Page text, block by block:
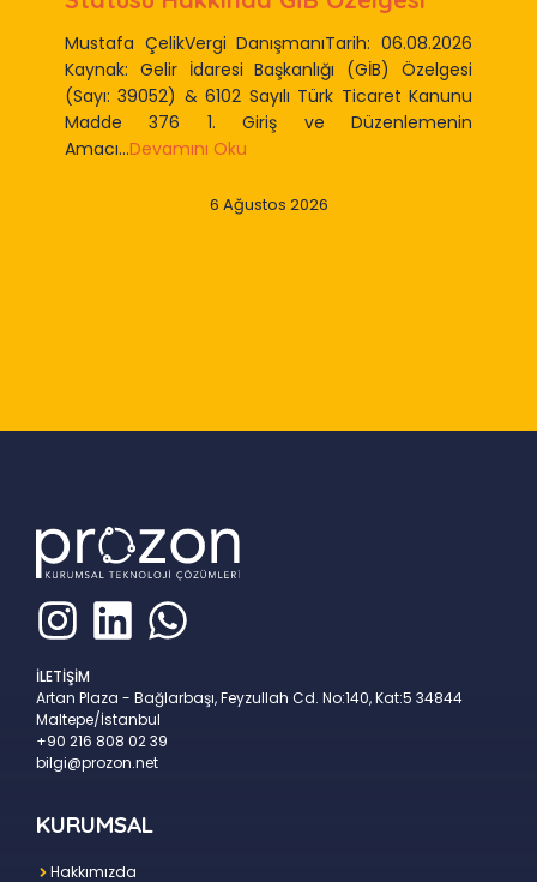
Mustafa ÇelikVergi DanışmanıTarih: 06.08.2026
Kaynak: Gelir İdaresi Başkanlığı (GİB) Özelgesi
(Sayı: 39052) & 6102 Sayılı Türk Ticaret Kanunu
Madde 376 1. Giriş ve Düzenlemenin
Amacı...Devamını Oku
6 Ağustos 2026
İLETİŞİM
Artan Plaza - Bağlarbaşı, Feyzullah Cd. No:140, Kat:5 34844
Maltepe/İstanbul
+90 216 808 02 39
bilgi@prozon.net
KURUMSAL
Hakkımızda